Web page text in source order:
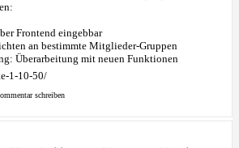
Frontend eingebbar
an bestimmte Mitglieder-Gruppen
Überarbeitung mit neuen Funktionen
1-10-50/
schreiben